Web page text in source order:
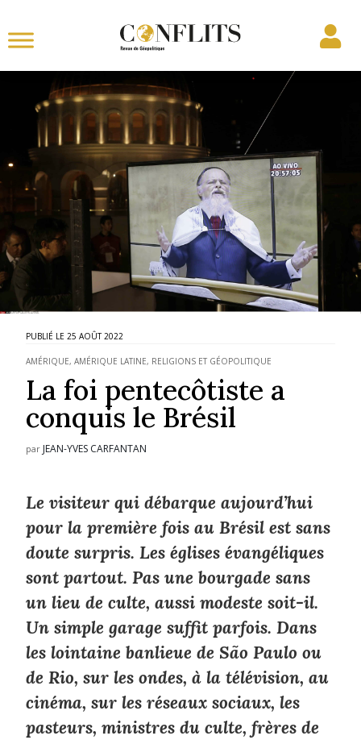
25 AOÛT 2022
AMÉRIQUE,AMÉRIQUE LATINE, RELIGIONS ET GÉOPOLITIQUE
La foi pentecôtiste a
conquis le Brésil
par JEAN-YVES CARFANTAN
Le visiteur qui débarque aujourd’hui
pour la première fois au Brésil est sans
doute surpris. Les églises évangéliques
sont partout. Pas une bourgade sans
un lieu de culte, aussi modeste soit-il.
Un simple garage suffit parfois. Dans
les lointaine banlieue de São Paulo ou
de Rio, sur les ondes, à la télévision, au
cinéma, sur les réseaux sociaux, les
pasteurs, ministres du culte, frères de